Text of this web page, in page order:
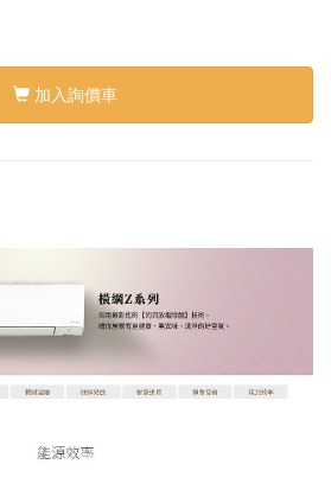
加入詢價車